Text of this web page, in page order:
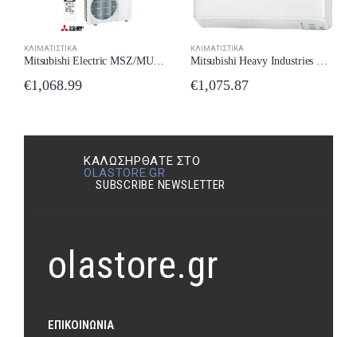
ΚΛΙΜΑΤΙΣΤΙΚΆ
Mitsubishi Electric MSZ/MUZ-BT35VG Κλιματιστικό 12000 BTU A++/A+++ New Model 2024
€1,068.99
ΚΛΙΜΑΤΙΣΤΙΚΆ
Mitsubishi Heavy Industries SRK/SRC-35ZMP-S Κλιματιστικό Inverter 12000 BTU A++/A+ New Model 2024
€1,075.87
ΚΑΛΩΣΉΡΘΑΤΕ ΣΤΟ
OLASTORE.GR
SUBSCRIBE NEWSLETTER
olastore.gr
ΕΠΙΚΟΙΝΩΝΊΑ